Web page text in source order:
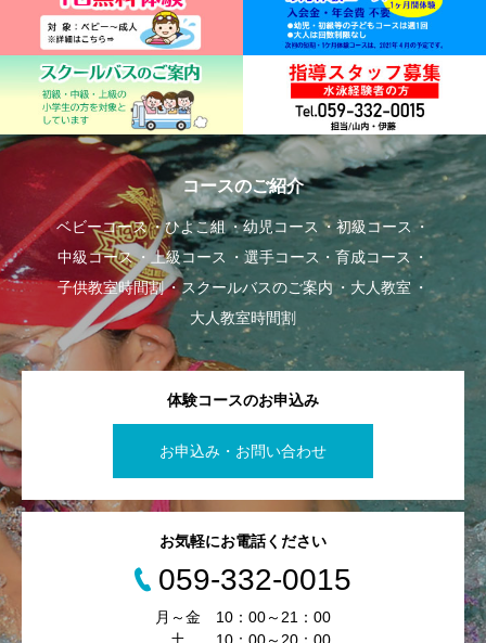
コースのご紹介
ベビーコース ひよこ組 幼児コース
初級コース
中級コース
上級コース
選手コース・育成コース
子供教室時間割
スクールバスのご案内
大人教室
大人教室時間割
体験コースのお申込み
お申込み・お問い合わせ
お気軽にお電話ください
059-332-0015
月～金 10：00～21：00